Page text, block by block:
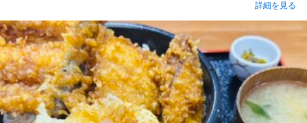
詳細を見る